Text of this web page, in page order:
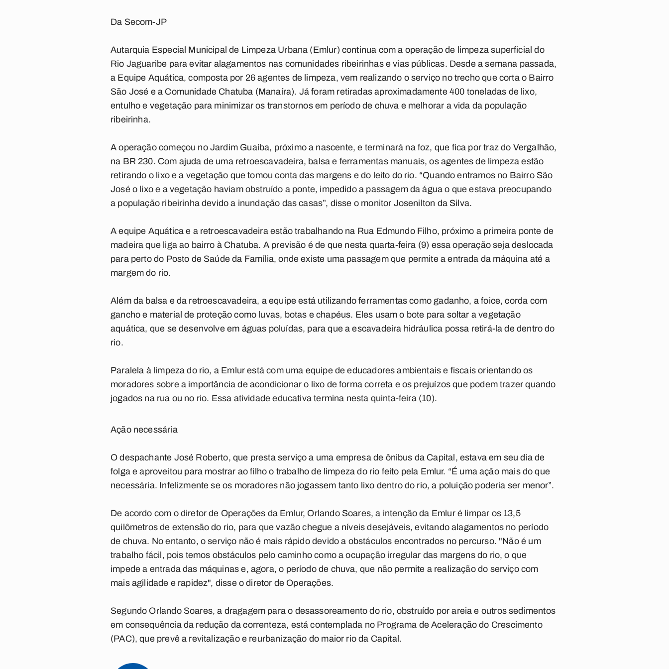
Da Secom-JP
Autarquia Especial Municipal de Limpeza Urbana (Emlur) continua com a operação de limpeza superficial do
Rio Jaguaribe para evitar alagamentos nas comunidades ribeirinhas e vias públicas. Desde a semana passada,
a Equipe Aquática, composta por 26 agentes de limpeza, vem realizando o serviço no trecho que corta o Bairro
São José e a Comunidade Chatuba (Manaíra). Já foram retiradas aproximadamente 400 toneladas de lixo,
entulho e vegetação para minimizar os transtornos em período de chuva e melhorar a vida da população
ribeirinha.
A operação começou no Jardim Guaíba, próximo a nascente, e terminará na foz, que fica por traz do Vergalhão,
na BR 230. Com ajuda de uma retroescavadeira, balsa e ferramentas manuais, os agentes de limpeza estão
retirando o lixo e a vegetação que tomou conta das margens e do leito do rio. “Quando entramos no Bairro São
José o lixo e a vegetação haviam obstruído a ponte, impedido a passagem da água o que estava preocupando
a população ribeirinha devido a inundação das casas”, disse o monitor Josenilton da Silva.
A equipe Aquática e a retroescavadeira estão trabalhando na Rua Edmundo Filho, próximo a primeira ponte de
madeira que liga ao bairro à Chatuba. A previsão é de que nesta quarta-feira (9) essa operação seja deslocada
para perto do Posto de Saúde da Família, onde existe uma passagem que permite a entrada da máquina até a
margem do rio.
Além da balsa e da retroescavadeira, a equipe está utilizando ferramentas como gadanho, a foice, corda com
gancho e material de proteção como luvas, botas e chapéus. Eles usam o bote para soltar a vegetação
aquática, que se desenvolve em águas poluídas, para que a escavadeira hidráulica possa retirá-la de dentro do
rio.
Paralela à limpeza do rio, a Emlur está com uma equipe de educadores ambientais e fiscais orientando os
moradores sobre a importância de acondicionar o lixo de forma correta e os prejuízos que podem trazer quando
jogados na rua ou no rio. Essa atividade educativa termina nesta quinta-feira (10).
Ação necessária
O despachante José Roberto, que presta serviço a uma empresa de ônibus da Capital, estava em seu dia de
folga e aproveitou para mostrar ao filho o trabalho de limpeza do rio feito pela Emlur. “É uma ação mais do que
necessária. Infelizmente se os moradores não jogassem tanto lixo dentro do rio, a poluição poderia ser menor”.
De acordo com o diretor de Operações da Emlur, Orlando Soares, a intenção da Emlur é limpar os 13,5
quilômetros de extensão do rio, para que vazão chegue a níveis desejáveis, evitando alagamentos no período
de chuva. No entanto, o serviço não é mais rápido devido a obstáculos encontrados no percurso. "Não é um
trabalho fácil, pois temos obstáculos pelo caminho como a ocupação irregular das margens do rio, o que
impede a entrada das máquinas e, agora, o período de chuva, que não permite a realização do serviço com
mais agilidade e rapidez", disse o diretor de Operações.
Segundo Orlando Soares, a dragagem para o desassoreamento do rio, obstruído por areia e outros sedimentos
em consequência da redução da correnteza, está contemplada no Programa de Aceleração do Crescimento
(PAC), que prevê a revitalização e reurbanização do maior rio da Capital.